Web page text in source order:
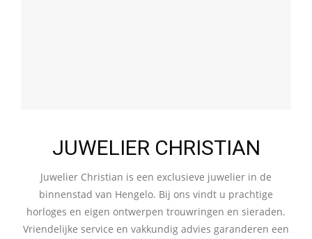
JUWELIER CHRISTIAN
Juwelier Christian is een exclusieve juwelier in de
binnenstad van Hengelo. Bij ons vindt u prachtige
horloges en eigen ontwerpen trouwringen en sieraden.
Vriendelijke service en vakkundig advies garanderen een